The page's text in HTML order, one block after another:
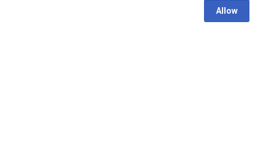
Allow
Open